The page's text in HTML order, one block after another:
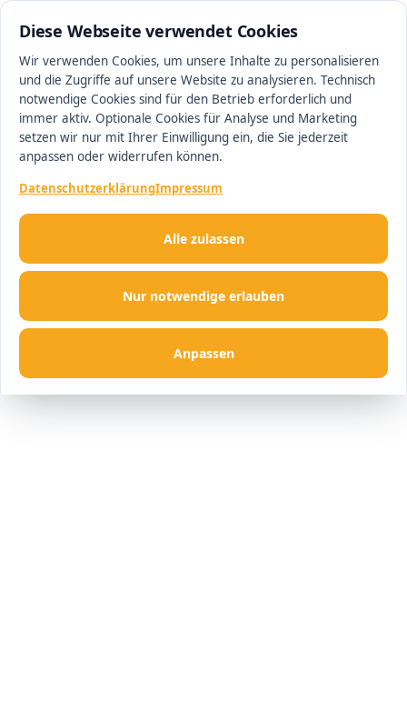
Diese Webseite verwendet Cookies
Wir verwenden Cookies, um unsere Inhalte zu personalisieren
und die Zugriffe auf unsere Website zu analysieren. Technisch
notwendige Cookies sind für den Betrieb erforderlich und
immer aktiv. Optionale Cookies für Analyse und Marketing
setzen wir nur mit Ihrer Einwilligung ein, die Sie jederzeit
anpassen oder widerrufen können.
DatenschutzerklärungImpressum
Nur notwendige erlauben
Anpassen
Alle zulassen